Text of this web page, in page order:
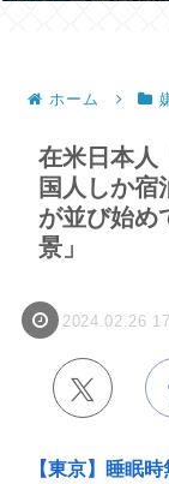
ホーム
在米日本人
国人しか宿
が並び始め
景」
2024.02.26
【東京】睡眠